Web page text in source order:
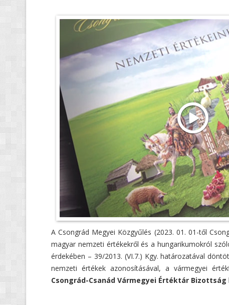
A Csongrád Megyei Közgyűlés (2023. 01. 01-től
magyar nemzeti értékekről és a hungarikumokról
érdekében – 39/2013. (VI.7.) Kgy. határozatával
nemzeti értékek azonosításával, a vármegyei
Csongrád-Csanád Vármegyei Értéktár Bizottság